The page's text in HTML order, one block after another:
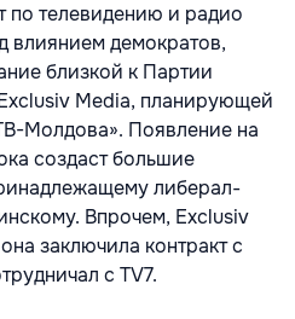
по телевидению и радио
влиянием демократов,
близкой к Партии
Media, планирующей
Молдова». Появление на
создаст большие
либерал-
Впрочем, Exclusiv
заключила контракт с
с TV7.